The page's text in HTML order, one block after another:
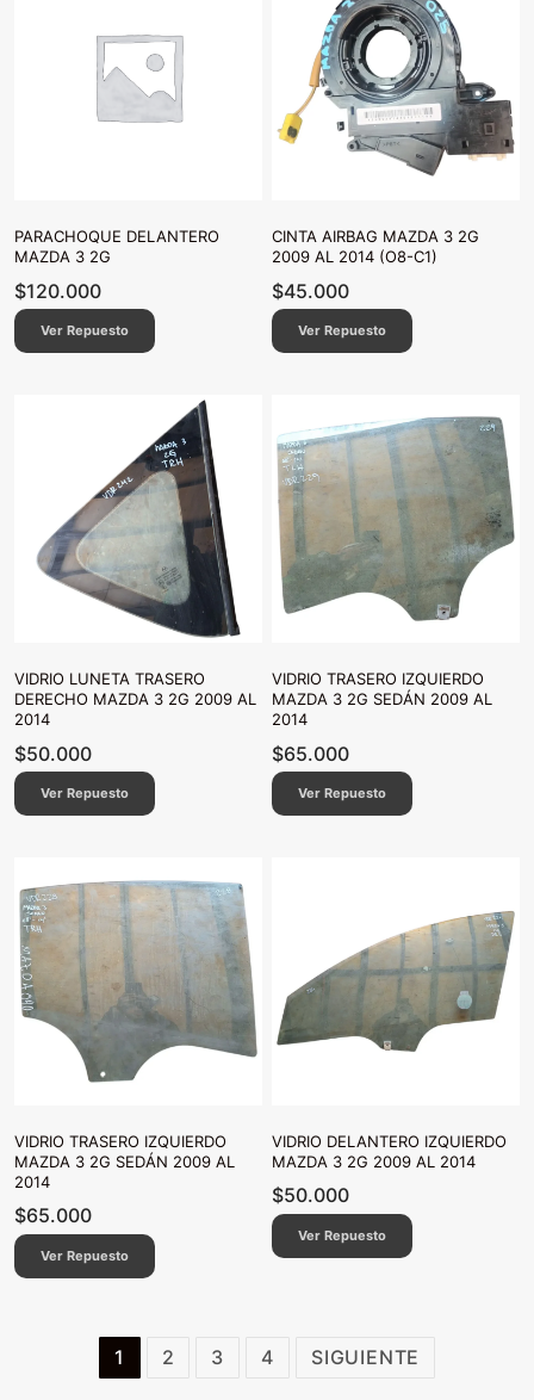
PARACHOQUE DELANTERO
MAZDA 3 2G
$120.000
Ver Repuesto
CINTA AIRBAG MAZDA 3 2G
2009 AL 2014 (O8-C1)
$45.000
Ver Repuesto
VIDRIO LUNETA TRASERO
DERECHO MAZDA 3 2G 2009 AL
2014
$50.000
Ver Repuesto
VIDRIO TRASERO IZQUIERDO
MAZDA 3 2G SEDÁN 2009 AL
2014
$65.000
Ver Repuesto
VIDRIO TRASERO IZQUIERDO
MAZDA 3 2G SEDÁN 2009 AL
2014
$65.000
Ver Repuesto
VIDRIO DELANTERO IZQUIERDO
MAZDA 3 2G 2009 AL 2014
$50.000
Ver Repuesto
Paginación
1 2 3 4 SIGUIENTE